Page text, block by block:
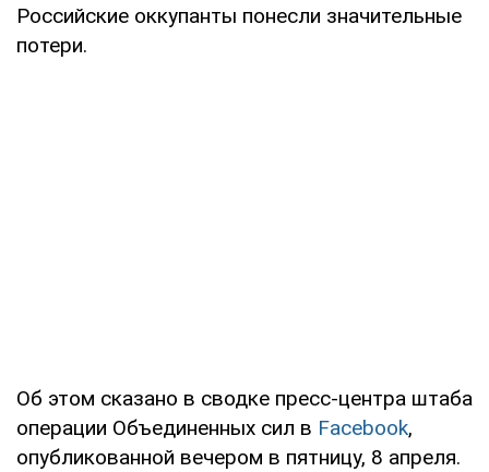
Российские оккупанты понесли значительные
потери.
Об этом сказано в сводке пресс-центра штаба
операции Объединенных сил в Facebook,
опубликованной вечером в пятницу, 8 апреля.